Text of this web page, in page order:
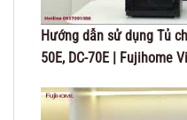
Hướng dẫn sử dụng Tủ
50E, DC-70E | Fujihome